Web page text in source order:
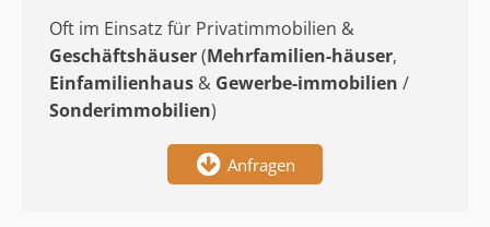
Oft im Einsatz für Privatimmobilien &
Geschäftshäuser(Mehrfamilien-häuser,
Einfamilienhaus & Gewerbe-immobilien /
Sonderimmobilien)
Anfragen